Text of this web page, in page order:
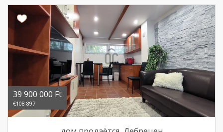
39 900 000 Ft
€108 897